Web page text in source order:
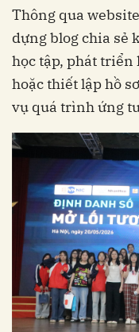
Thông qua
dựng blog chia sẻ
học tập, phát
hoặc thiết lập hồ
vụ quá trình ứng